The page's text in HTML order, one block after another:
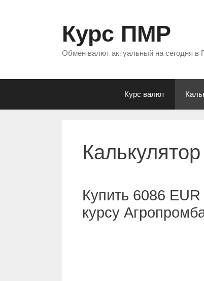
Курс ПМР
Обмен валют актуальный на сегодня в
Курс валют
Купить 6086
курсу